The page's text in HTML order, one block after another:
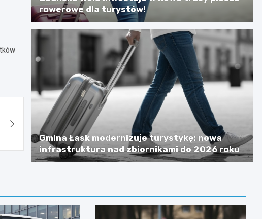
rowerowe dla turystów!
Gmina Łask modernizuje turystykę: nowa
infrastruktura nad zbiornikami do 2026 roku